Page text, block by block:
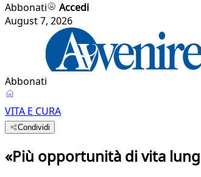
Abbonati
Accedi
August 7, 2026
Abbonati
VITA E CURA
Condividi
«Più opportunità di vita